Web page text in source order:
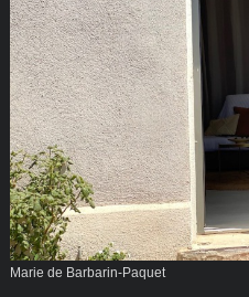
Marie de Barbarin-Paquet